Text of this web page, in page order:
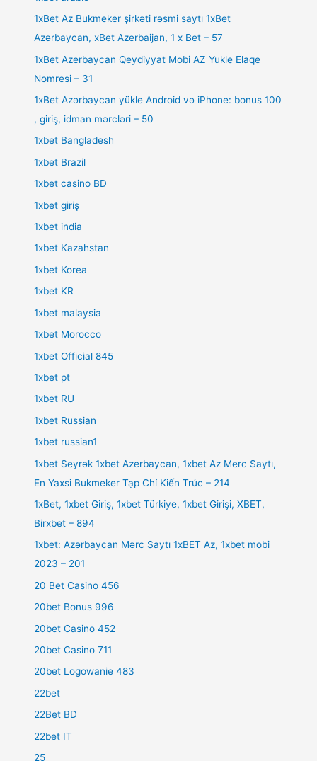
1xBet Az Bukmeker şirkəti rəsmi saytı 1xBet
Azərbaycan, xBet Azerbaijan, 1 x Bet – 57
1xBet Azerbaycan Qeydiyyat Mobi AZ Yukle Elaqe
Nomresi – 31
1xBet Azərbaycan yükle Android və iPhone: bonus 100
, giriş, idman mərcləri – 50
1xbet Bangladesh
1xbet Brazil
1xbet casino BD
1xbet giriş
1xbet india
1xbet Kazahstan
1xbet Korea
1xbet KR
1xbet malaysia
1xbet Morocco
1xbet Official 845
1xbet pt
1xbet RU
1xbet Russian
1xbet russian1
1xbet Seyrək 1xbet Azerbaycan, 1xbet Az Merc Saytı,
En Yaxsi Bukmeker Tạp Chí Kiến Trúc – 214
1xBet, 1xbet Giriş, 1xbet Türkiye, 1xbet Girişi, XBET,
Birxbet – 894
1xbet: Azərbaycan Mərc Saytı 1xBET Az, 1xbet mobi
2023 – 201
20 Bet Casino 456
20bet Bonus 996
20bet Casino 452
20bet Casino 711
20bet Logowanie 483
22bet
22Bet BD
22bet IT
25